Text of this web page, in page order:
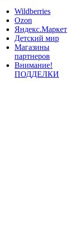
Wildberries
Ozon
Яндекс.Маркет
Детский мир
Магазины
партнеров
Внимание!
ПОДДЕЛКИ